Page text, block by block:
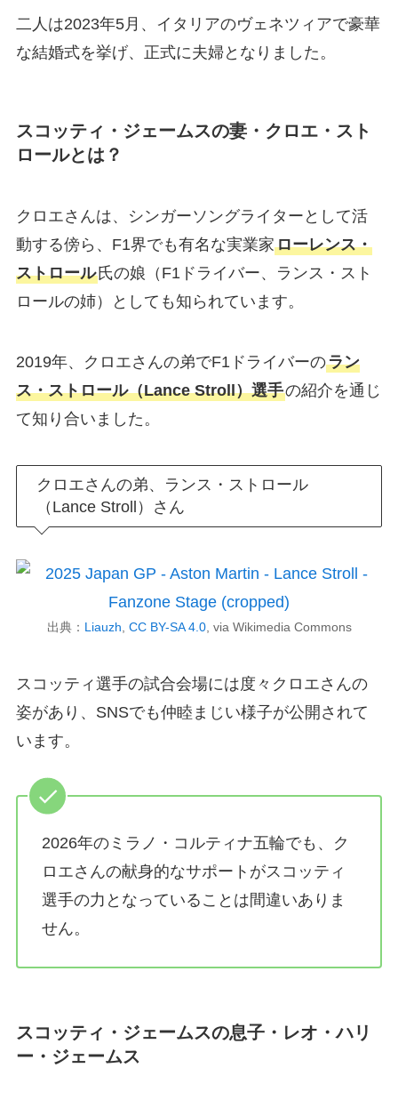
二人は2023年5月、イタリアのヴェネツィアで豪華
な結婚式を挙げ、正式に夫婦となりました。
スコッティ・ジェームスの妻・クロエ・スト
ロールとは？
クロエさんは、シンガーソングライターとして活
動する傍ら、F1界でも有名な実業家ローレンス・
ストロール氏の娘（F1ドライバー、ランス・スト
ロールの姉）としても知られています。
2019年、クロエさんの弟でF1ドライバーのラン
ス・ストロール（Lance Stroll）選手の紹介を通じ
て知り合いました。
クロエさんの弟、ランス・ストロール
（Lance Stroll）さん
出典： Liauzh CC BY-SA 4.0, via Wikimedia Commons
スコッティ選手の試合会場には度々クロエさんの
姿があり、SNSでも仲睦まじい様子が公開されて
います。
2026年のミラノ・コルティナ五輪でも、ク
ロエさんの献身的なサポートがスコッティ
選手の力となっていることは間違いありま
せん。
スコッティ・ジェームスの息子・レオ・ハリ
ー・ジェームス